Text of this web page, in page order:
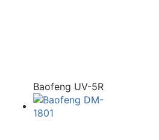
Baofeng UV-5R